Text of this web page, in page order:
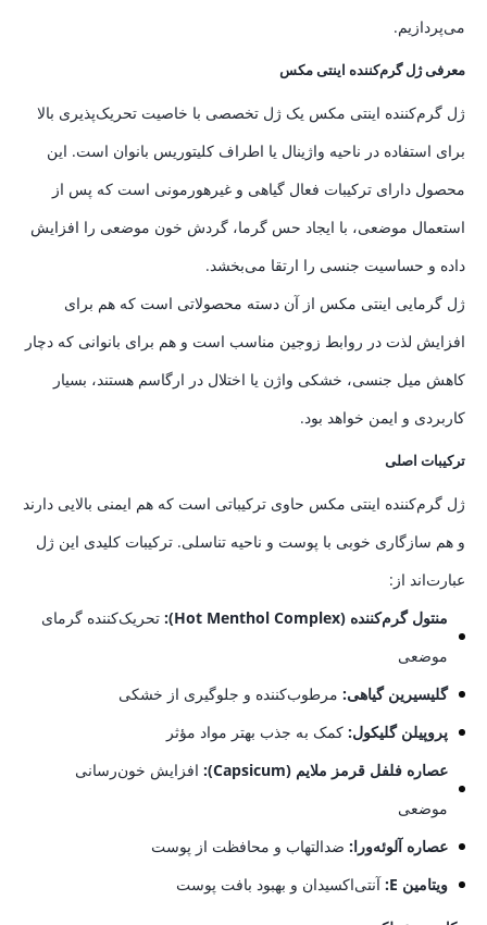
می‌پردازیم.
معرفی ژل گرم‌کننده اینتی مکس
ژل گرم‌کننده اینتی مکس یک ژل تخصصی با خاصیت تحریک‌پذیری بالا
برای استفاده در ناحیه واژینال یا اطراف کلیتوریس بانوان است. این
محصول دارای ترکیبات فعال گیاهی و غیرهورمونی است که پس از
استعمال موضعی، با ایجاد حس گرما، گردش خون موضعی را افزایش
داده و حساسیت جنسی را ارتقا می‌بخشد.
ژل گرمایی اینتی مکس از آن دسته محصولاتی است که هم برای
افزایش لذت در روابط زوجین مناسب است و هم برای بانوانی که دچار
کاهش میل جنسی، خشکی واژن یا اختلال در ارگاسم هستند، بسیار
کاربردی و ایمن خواهد بود.
ترکیبات اصلی
ژل گرم‌کننده اینتی مکس حاوی ترکیباتی است که هم ایمنی بالایی دارند
و هم سازگاری خوبی با پوست و ناحیه تناسلی. ترکیبات کلیدی این ژل
عبارت‌اند از:
منتول گرم‌کننده (Hot Menthol Complex):
تحریک‌کننده گرمای
موضعی
گلیسیرین گیاهی: مرطوب‌کننده و جلوگیری از خشکی
پروپیلن گلیکول: کمک به جذب بهتر مواد مؤثر
عصاره فلفل قرمز ملایم (Capsicum):
افزایش خون‌رسانی
موضعی
عصاره آلوئه‌ورا: ضدالتهاب و محافظت از پوست
ویتامین E:
آنتی‌اکسیدان و بهبود بافت پوست